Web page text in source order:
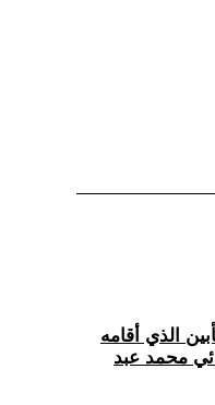
الذي أقامه
محمد عبد